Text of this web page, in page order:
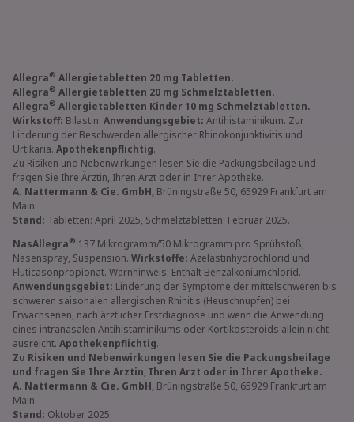
Allegra® Allergietabletten 20 mg Tabletten.
Allegra® Allergietabletten 20 mg Schmelztabletten.
Allegra® Allergietabletten Kinder 10 mg Schmelztabletten.
Wirkstoff: Bilastin. Anwendungsgebiet: Antihistaminikum. Zur
Linderung der Beschwerden allergischer Rhinokonjunktivitis und
Urtikaria. Apothekenpflichtig.
Zu Risiken und Nebenwirkungen lesen Sie die Packungsbeilage und
fragen Sie Ihre Ärztin, Ihren Arzt oder in Ihrer Apotheke.
A. Nattermann & Cie. GmbH, Brüningstraße 50, 65929 Frankfurt am
Main.
Stand: Tabletten: April 2025, Schmelztabletten: Februar 2025.
NasAllegra® 137 Mikrogramm/50 Mikrogramm pro Sprühstoß,
Nasenspray, Suspension. Wirkstoffe: Azelastinhydrochlorid und
Fluticasonpropionat. Warnhinweis: Enthält Benzalkoniumchlorid.
Anwendungsgebiet: Linderung der Symptome der mittelschweren bis
schweren saisonalen allergischen Rhinitis (Heuschnupfen) bei
Erwachsenen, nach ärztlicher Erstdiagnose und wenn die Anwendung
eines intranasalen Antihistaminikums oder Kortikosteroids allein nicht
ausreicht. Apothekenpflichtig.
Zu Risiken und Nebenwirkungen lesen Sie die Packungsbeilage
und fragen Sie Ihre Ärztin, Ihren Arzt oder in Ihrer Apotheke.
A. Nattermann & Cie. GmbH, Brüningstraße 50, 65929 Frankfurt am
Main.
Stand: Oktober 2025.